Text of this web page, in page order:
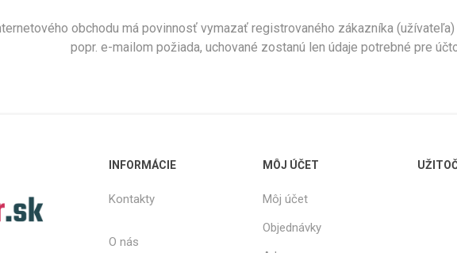
obchodu má povinnosť vymazať registrovaného zákazníka
popr. e-mailom požiada, uchované zostanú len údaje potrebné pre
INFORMÁCIE
Kontakty
O nás
MÔJ ÚČET
Môj účet
Objednávky